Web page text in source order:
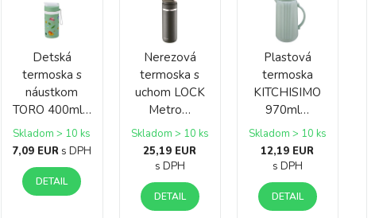
Detská
termoska s
náustkom
TORO 400ml…
Skladom > 10 ks
7,09 EUR s DPH
DETAIL
Nerezová
termoska s
uchom LOCK
Metro…
Skladom > 10 ks
25,19 EUR
s DPH
DETAIL
Plastová
termoska
KITCHISIMO
970ml…
Skladom > 10 ks
12,19 EUR
s DPH
DETAIL